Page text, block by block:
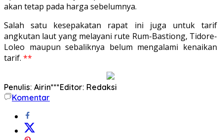
akan tetap pada harga sebelumnya.
Salah satu kesepakatan rapat ini juga untuk tarif
angkutan laut yang melayani rute Rum-Bastiong, Tidore-
Loleo maupun sebaliknya belum mengalami kenaikan
tarif. **
Penulis: Airin***Editor: Redaksi
Komentar